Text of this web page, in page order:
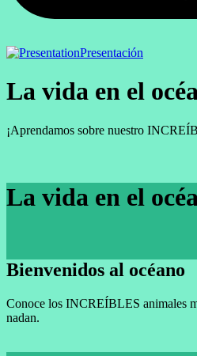
Presentación
La vida en el
¡Aprendamos sobre nuestro
La vida en el
Bienvenidos al océano
Conoce los INCREÍBLES animales
nadan.